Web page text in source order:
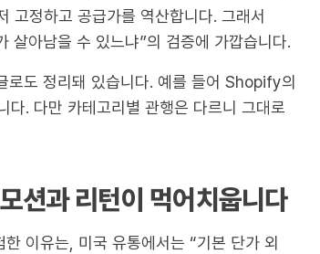
고정하고 공급가를 역산합니다. 그래서
살아남을 수 있느냐”의 검증에 가깝습니다.
로도 정리돼 있습니다. 예를 들어 Shopify의
다. 다만 카테고리별 관행은 다르니 그대로
션과 리턴이 먹어치웁니다
이유는, 미국 유통에서는 “기본 단가 외